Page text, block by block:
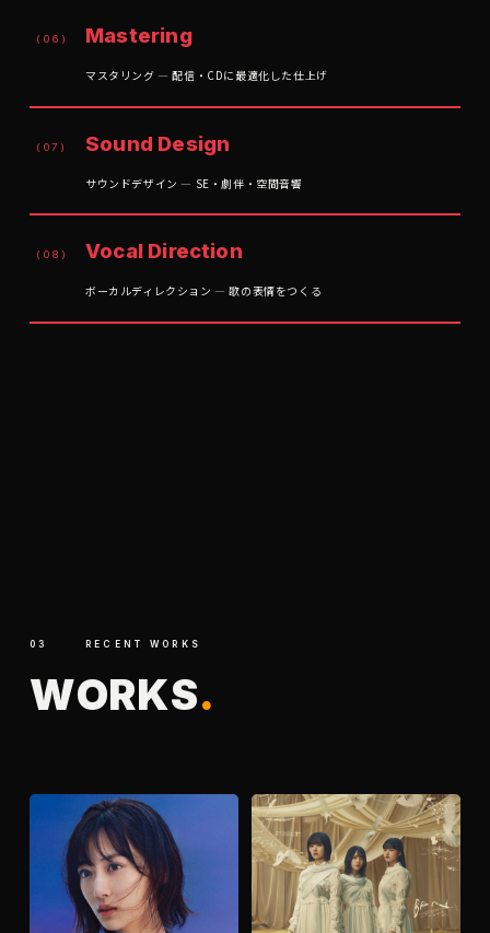
(06) Mastering
マスタリング — 配信・CDに最適化した仕上げ
(07) Sound Design
サウンドデザイン — SE・劇伴・空間音響
(08) Vocal Direction
ボーカルディレクション — 歌の表情をつくる
03 RECENT WORKS
WORKS.